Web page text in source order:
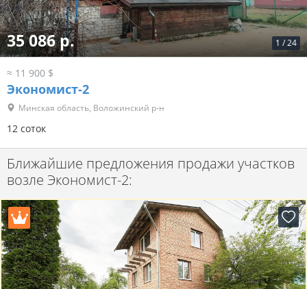
1 /24
35 086 р.
≈ 11 900 $
Экономист-2
Минская область, Воложинский р-н
12 соток
Ближайшие предложения продажи участков
возле Экономист-2: